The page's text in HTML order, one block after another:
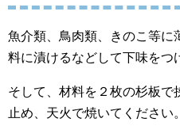
魚介類、鳥肉類、きのこ等に
料に漬けるなどして下味をつ
そして、材料を２枚の杉板
止め、天火で焼いてください。